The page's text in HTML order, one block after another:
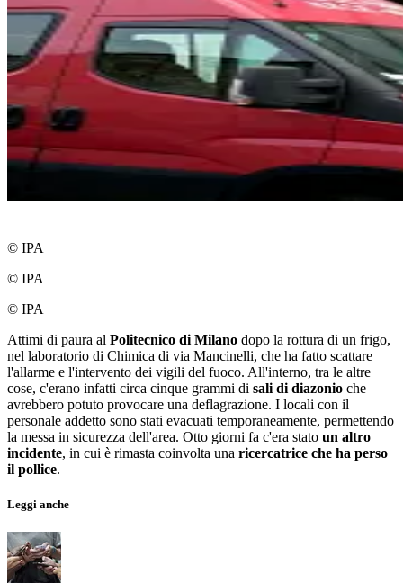
© IPA
© IPA
© IPA
Attimi di paura al Politecnico di Milano dopo la rottura di un frigo,
nel laboratorio di Chimica di via Mancinelli, che ha fatto scattare
l'allarme e l'intervento dei vigili del fuoco. All'interno, tra le altre
cose, c'erano infatti circa cinque grammi di sali di diazonio che
avrebbero potuto provocare una deflagrazione. I locali con il
personale addetto sono stati evacuati temporaneamente, permettendo
la messa in sicurezza dell'area. Otto giorni fa c'era stato un altro
incidente, in cui è rimasta coinvolta una ricercatrice che ha perso
il pollice.
Leggi anche